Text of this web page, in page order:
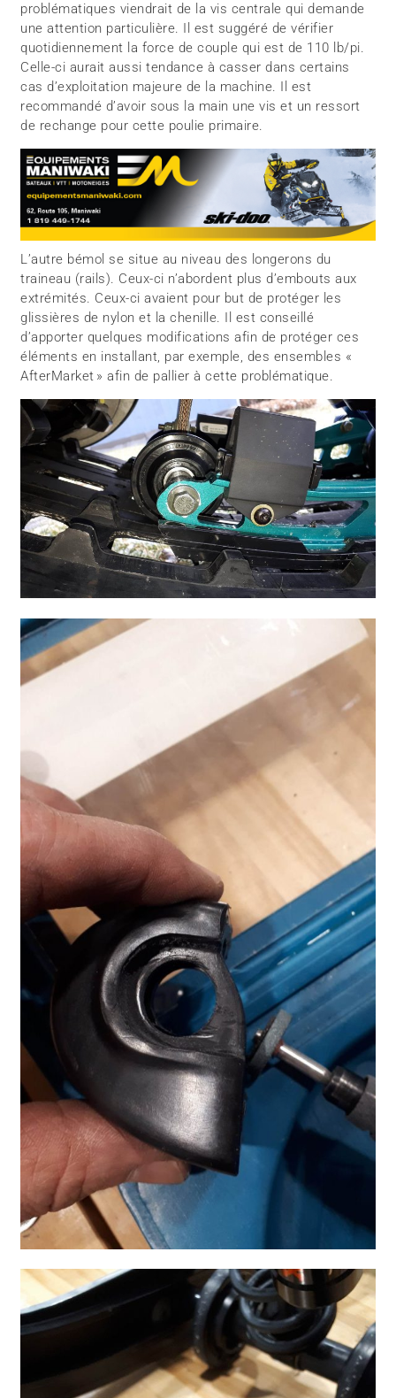
problématiques viendrait de la vis centrale qui demande
une attention particulière. Il est suggéré de vérifier
quotidiennement la force de couple qui est de 110 lb/pi.
Celle-ci aurait aussi tendance à casser dans certains
cas d’exploitation majeure de la machine. Il est
recommandé d’avoir sous la main une vis et un ressort
de rechange pour cette poulie primaire.
L’autre bémol se situe au niveau des longerons du
traineau (rails). Ceux-ci n’abordent plus d’embouts aux
extrémités. Ceux-ci avaient pour but de protéger les
glissières de nylon et la chenille. Il est conseillé
d’apporter quelques modifications afin de protéger ces
éléments en installant, par exemple, des ensembles «
AfterMarket » afin de pallier à cette problématique.